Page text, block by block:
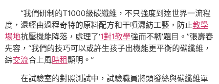
“我們研制的T1000級碳纖維，不只強度到達世界一流程
度，還經由過程奇特的原料配方和干噴濕紡工藝，防止教學
場地抗壓機能降落，處理了‘1對1教學強而不韌’題目。”張壽春
先容，“我們的技巧可以或許生孩子出機能更平衡的碳纖維，
綜交流合上風時租顯明。”
在試驗室的對照測試中，試驗職員將頭發絲與碳纖維單